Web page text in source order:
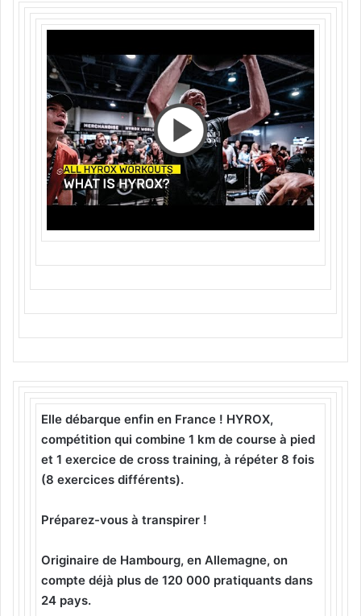
Elle débarque enfin en France ! HYROX,
compétition qui combine 1 km de course à pied
et 1 exercice de cross training, à répéter 8 fois
(8 exercices différents).
Préparez-vous à transpirer !
Originaire de Hambourg, en Allemagne, on
compte déjà plus de 120 000 pratiquants dans
24 pays.